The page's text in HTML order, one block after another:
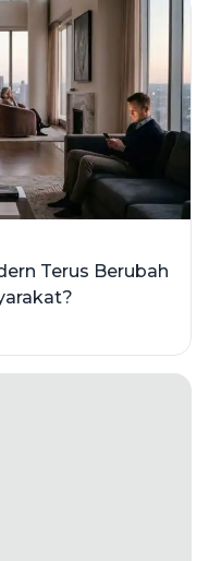
Terus Berubah